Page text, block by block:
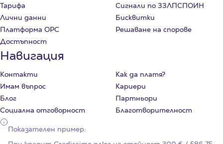
Тарифа
Сигнали по ЗЗЛПСПОИН
Лични данни
Бисквитки
Платформа ОРС
Решаване на спорове
Достъпност
Навигация
Контакти
Как да платя?
Имам въпрос
Кариери
Блог
Партньори
Социална отговорност
Благотворителност
Показателен пример: